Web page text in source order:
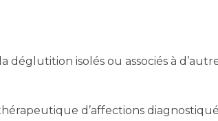
isolés ou associés à
d’affections